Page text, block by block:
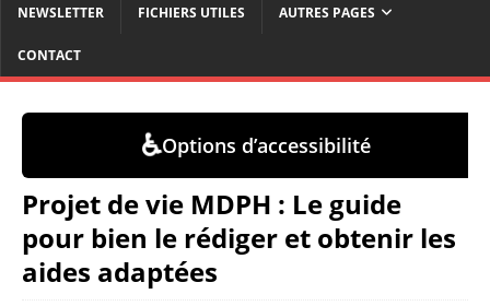
NEWSLETTER FICHIERS UTILES AUTRES PAGES
CONTACT
♿Options d’accessibilité
Projet de vie MDPH : Le guide
pour bien le rédiger et obtenir les
aides adaptées